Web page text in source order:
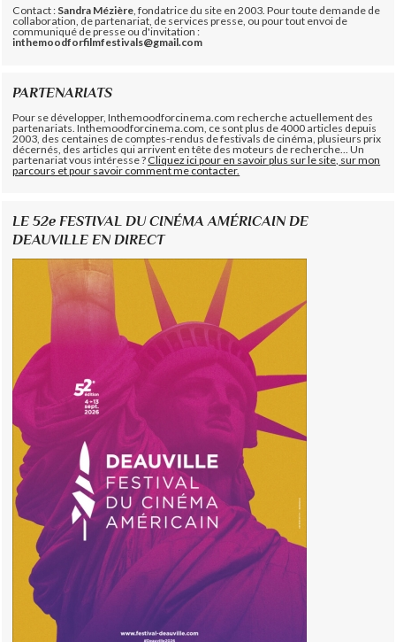
Contact : Sandra Mézière , fondatrice du site en 2003. Pour toute demande de
collaboration, de partenariat, de services presse, ou pour tout envoi de
communiqué de presse ou d'invitation :
inthemoodforfilmfestivals@gmail.com
PARTENARIATS
Pour se développer, Inthemoodforcinema.com recherche actuellement des
partenariats. Inthemoodforcinema.com, ce sont plus de 4000 articles depuis
2003, des centaines de comptes-rendus de festivals de cinéma, plusieurs prix
décernés, des articles qui arrivent en tête des moteurs de recherche... Un
partenariat vous intéresse ?Cliquez ici pour en savoir plus sur le site, sur mon
parcours et pour savoir comment me contacter.
LE 52e FESTIVAL DU CINÉMA AMÉRICAIN DE
DEAUVILLE EN DIRECT